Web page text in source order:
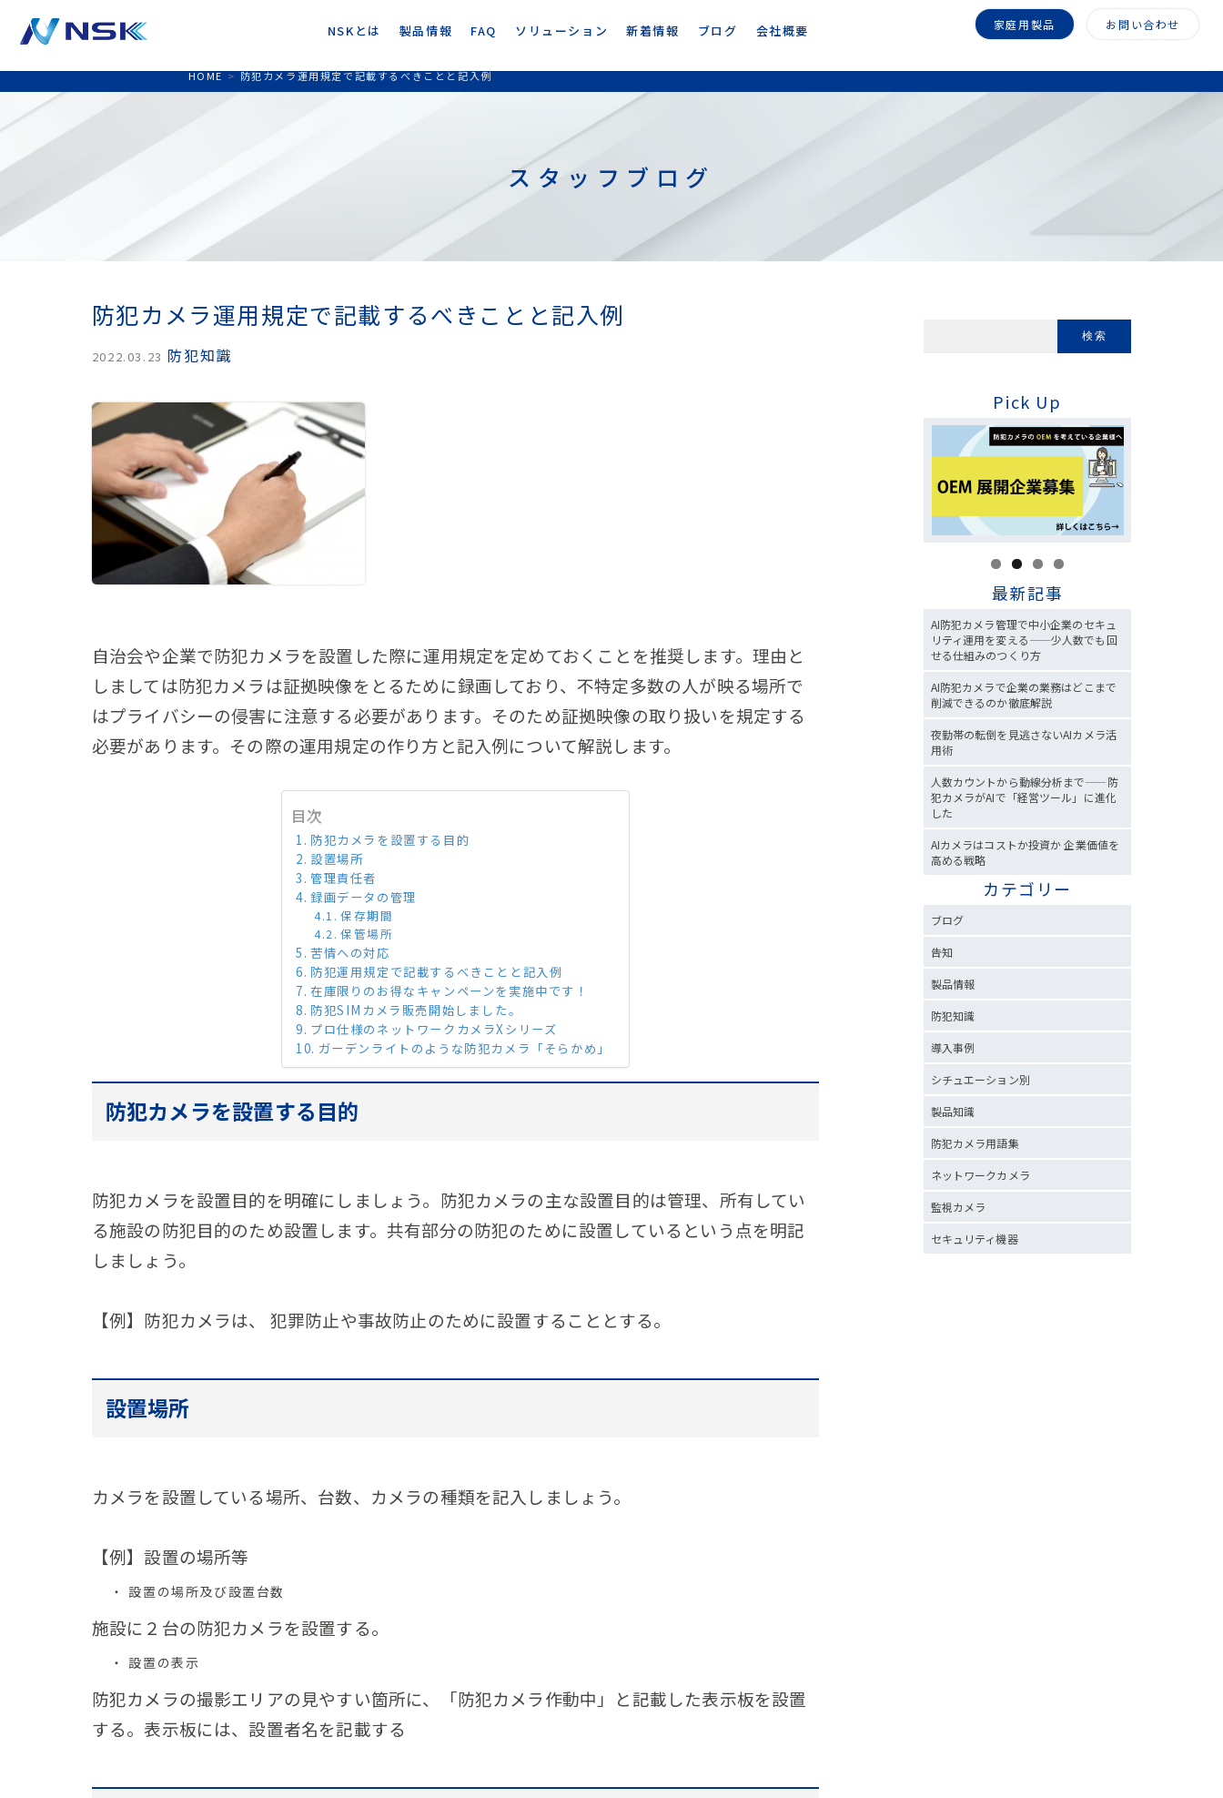
NSKとは 製品情報 FAQ ソリューション 新着情報 ブログ 会社概要 家庭用製品 お問い合わせ
HOME > 防犯カメラ運用規定で記載するべきことと記入例
スタッフブログ
防犯カメラ運用規定で記載するべきことと記入例
2022.03.23 防犯知識
自治会や企業で防犯カメラを設置した際に運用規定を定めておくことを推奨します。理由と
しましては防犯カメラは証拠映像をとるために録画しており、不特定多数の人が映る場所で
はプライバシーの侵害に注意する必要があります。そのため証拠映像の取り扱いを規定する
必要があります。その際の運用規定の作り方と記入例について解説します。
目次
防犯カメラを設置する目的
設置場所
管理責任者
録画データの管理
保存期間
保管場所
苦情への対応
防犯運用規定で記載するべきことと記入例
在庫限りのお得なキャンペーンを実施中です！
防犯SIMカメラ販売開始しました。
プロ仕様のネットワークカメラXシリーズ
ガーデンライトのような防犯カメラ「そらかめ」
防犯カメラを設置する目的
防犯カメラを設置目的を明確にしましょう。防犯カメラの主な設置目的は管理、所有してい
る施設の防犯目的のため設置します。共有部分の防犯のために設置しているという点を明記
しましょう。
【例】防犯カメラは、 犯罪防止や事故防止のために設置することとする。
設置場所
カメラを設置している場所、台数、カメラの種類を記入しましょう。
【例】設置の場所等
設置の場所及び設置台数
施設に２台の防犯カメラを設置する。
設置の表示
防犯カメラの撮影エリアの見やすい箇所に、「防犯カメラ作動中」と記載した表示板を設置
する。表示板には、設置者名を記載する
Pick Up
最新記事
AI防犯カメラ管理で中小企業のセキュ
リティ運用を変える——少人数でも回
せる仕組みのつくり方
AI防犯カメラで企業の業務はどこまで
削減できるのか徹底解説
夜勤帯の転倒を見逃さないAIカメラ活
用術
人数カウントから動線分析まで——防
犯カメラがAIで「経営ツール」に進化
した
AIカメラはコストか投資か 企業価値を
高める戦略
カテゴリー
ブログ
告知
製品情報
防犯知識
導入事例
シチュエーション別
製品知識
防犯カメラ用語集
ネットワークカメラ
監視カメラ
セキュリティ機器